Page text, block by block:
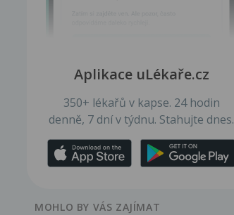
Aplikace uLékaře.cz
350+ lékařů v kapse. 24 hodin
denně, 7 dní v týdnu. Stahujte dnes.
MOHLO BY VÁS ZAJÍMAT